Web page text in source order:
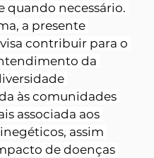
quando necessário.
a presente
contribuir para o
da
às comunidades
associada aos
assim
de doenças